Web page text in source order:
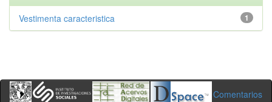
1
Vestimenta caracteristica
Comentarios